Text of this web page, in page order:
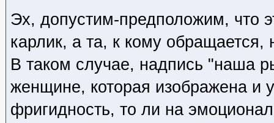
Эх, допустим-предположим, что
карлик, а та, к кому обращается,
В таком случае, надпись "наша
женщине, которая изображена и
фригидность, то ли на